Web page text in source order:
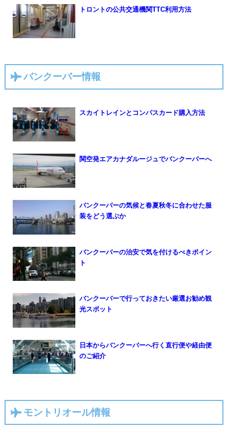
トロントの公共交通機関TTC利用方法
バンクーバー情報
スカイトレインとコンパスカード購入方法
関空発エアカナダルージュでバンクーバーへ
バンクーバーの気候と春夏秋冬に合わせた服
装をどう選ぶか
バンクーバーの治安で気を付けるべきポイン
ト
バンクーバーで行っておきたい厳選お勧め観
光スポット
日本からバンクーバーへ行く直行便や経由便
のご紹介
モントリオール情報